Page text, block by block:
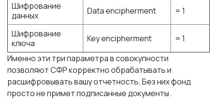
Шифрование
данных
Data encipherment = 1
Шифрование
ключа
Key encipherment
= 1
Именно эти три параметра в совокупности
позволяют СФР корректно обрабатывать и
расшифровывать вашу отчетность. Без них фонд
просто не примет подписанные документы.